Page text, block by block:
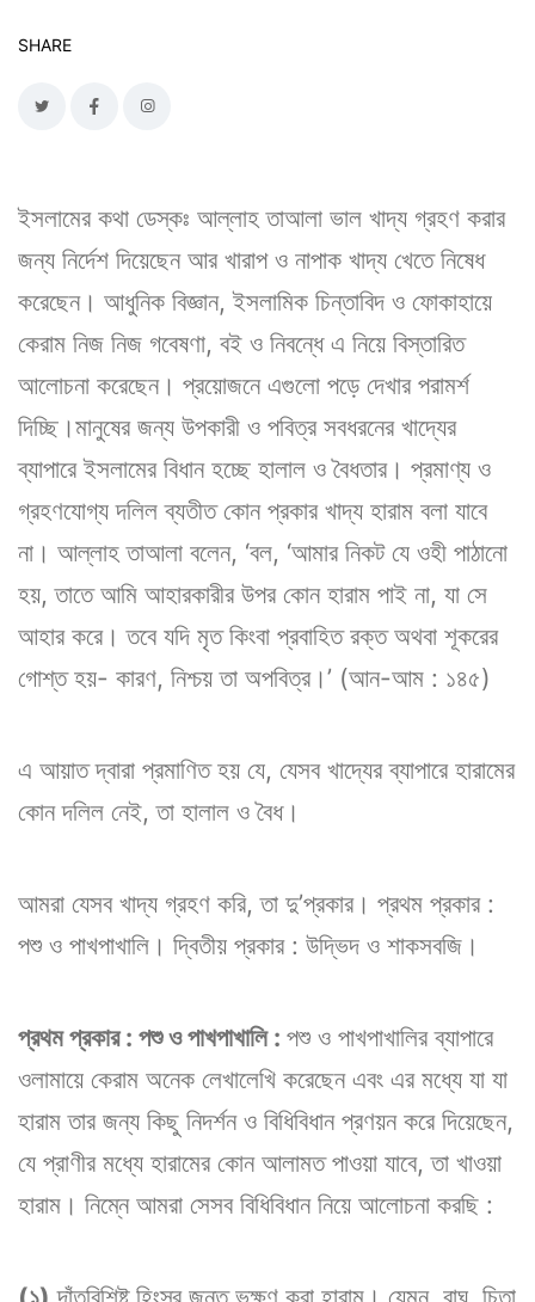
SHARE
ইসলামের কথা ডেস্কঃ আল্লাহ তাআলা ভাল খাদ্য গ্রহণ করার
জন্য নির্দেশ দিয়েছেন আর খারাপ ও নাপাক খাদ্য খেতে নিষেধ
করেছেন। আধুনিক বিজ্ঞান, ইসলামিক চিন্তাবিদ ও ফোকাহায়ে
কেরাম নিজ নিজ গবেষণা, বই ও নিবন্ধে এ নিয়ে বিস্তারিত
আলোচনা করেছেন। প্রয়োজনে এগুলো পড়ে দেখার পরামর্শ
দিচ্ছি।মানুষের জন্য উপকারী ও পবিত্র সবধরনের খাদ্যের
ব্যাপারে ইসলামের বিধান হচ্ছে হালাল ও বৈধতার। প্রমাণ্য ও
গ্রহণযোগ্য দলিল ব্যতীত কোন প্রকার খাদ্য হারাম বলা যাবে
না। আল্লাহ তাআলা বলেন, ‘বল, ‘আমার নিকট যে ওহী পাঠানো
হয়, তাতে আমি আহারকারীর উপর কোন হারাম পাই না, যা সে
আহার করে। তবে যদি মৃত কিংবা প্রবাহিত রক্ত অথবা শূকরের
গোশ্ত হয়- কারণ, নিশ্চয় তা অপবিত্র।’ (আন-আম : ১৪৫)
এ আয়াত দ্বারা প্রমাণিত হয় যে, যেসব খাদ্যের ব্যাপারে হারামের
কোন দলিল নেই, তা হালাল ও বৈধ।
আমরা যেসব খাদ্য গ্রহণ করি, তা দু’প্রকার। প্রথম প্রকার :
পশু ও পাখপাখালি। দ্বিতীয় প্রকার : উদ্ভিদ ও শাকসবজি।
প্রথম প্রকার : পশু ও পাখপাখালি : পশু ও পাখপাখালির ব্যাপারে
ওলামায়ে কেরাম অনেক লেখালেখি করেছেন এবং এর মধ্যে যা যা
হারাম তার জন্য কিছু নিদর্শন ও বিধিবিধান প্রণয়ন করে দিয়েছেন,
যে প্রাণীর মধ্যে হারামের কোন আলামত পাওয়া যাবে, তা খাওয়া
হারাম। নিম্নে আমরা সেসব বিধিবিধান নিয়ে আলোচনা করছি :